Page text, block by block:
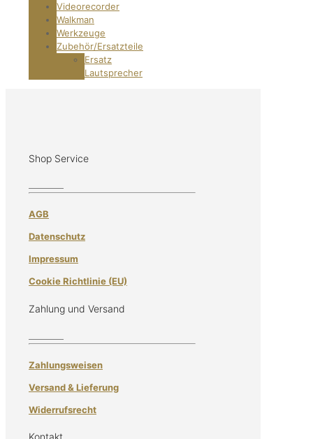
Videorecorder
Walkman
Werkzeuge
Zubehör/Ersatzteile
Ersatz
Lautsprecher
Shop Service
AGB
Datenschutz
Impressum
Cookie Richtlinie (EU)
Zahlung und Versand
Zahlungsweisen
Versand & Lieferung
Widerrufsrecht